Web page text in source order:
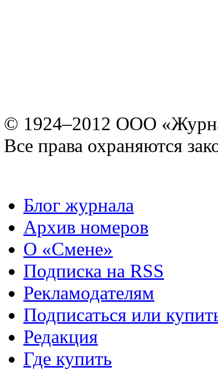
© 1924–2012 ООО
Все права охраняются
Блог журнала
Архив номеров
О «Смене»
Подписка на RSS
Рекламодателям
Подписаться или
Редакция
Где купить